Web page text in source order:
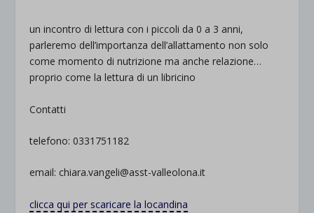
un incontro di lettura con i piccoli da 0 a 3 anni,
parleremo dell’importanza dell’allattamento non solo
come momento di nutrizione ma anche relazione…
proprio come la lettura di un libricino
Contatti
telefono: 0331751182
email: chiara.vangeli@asst-valleolona.it
clicca qui per scaricare la locandina